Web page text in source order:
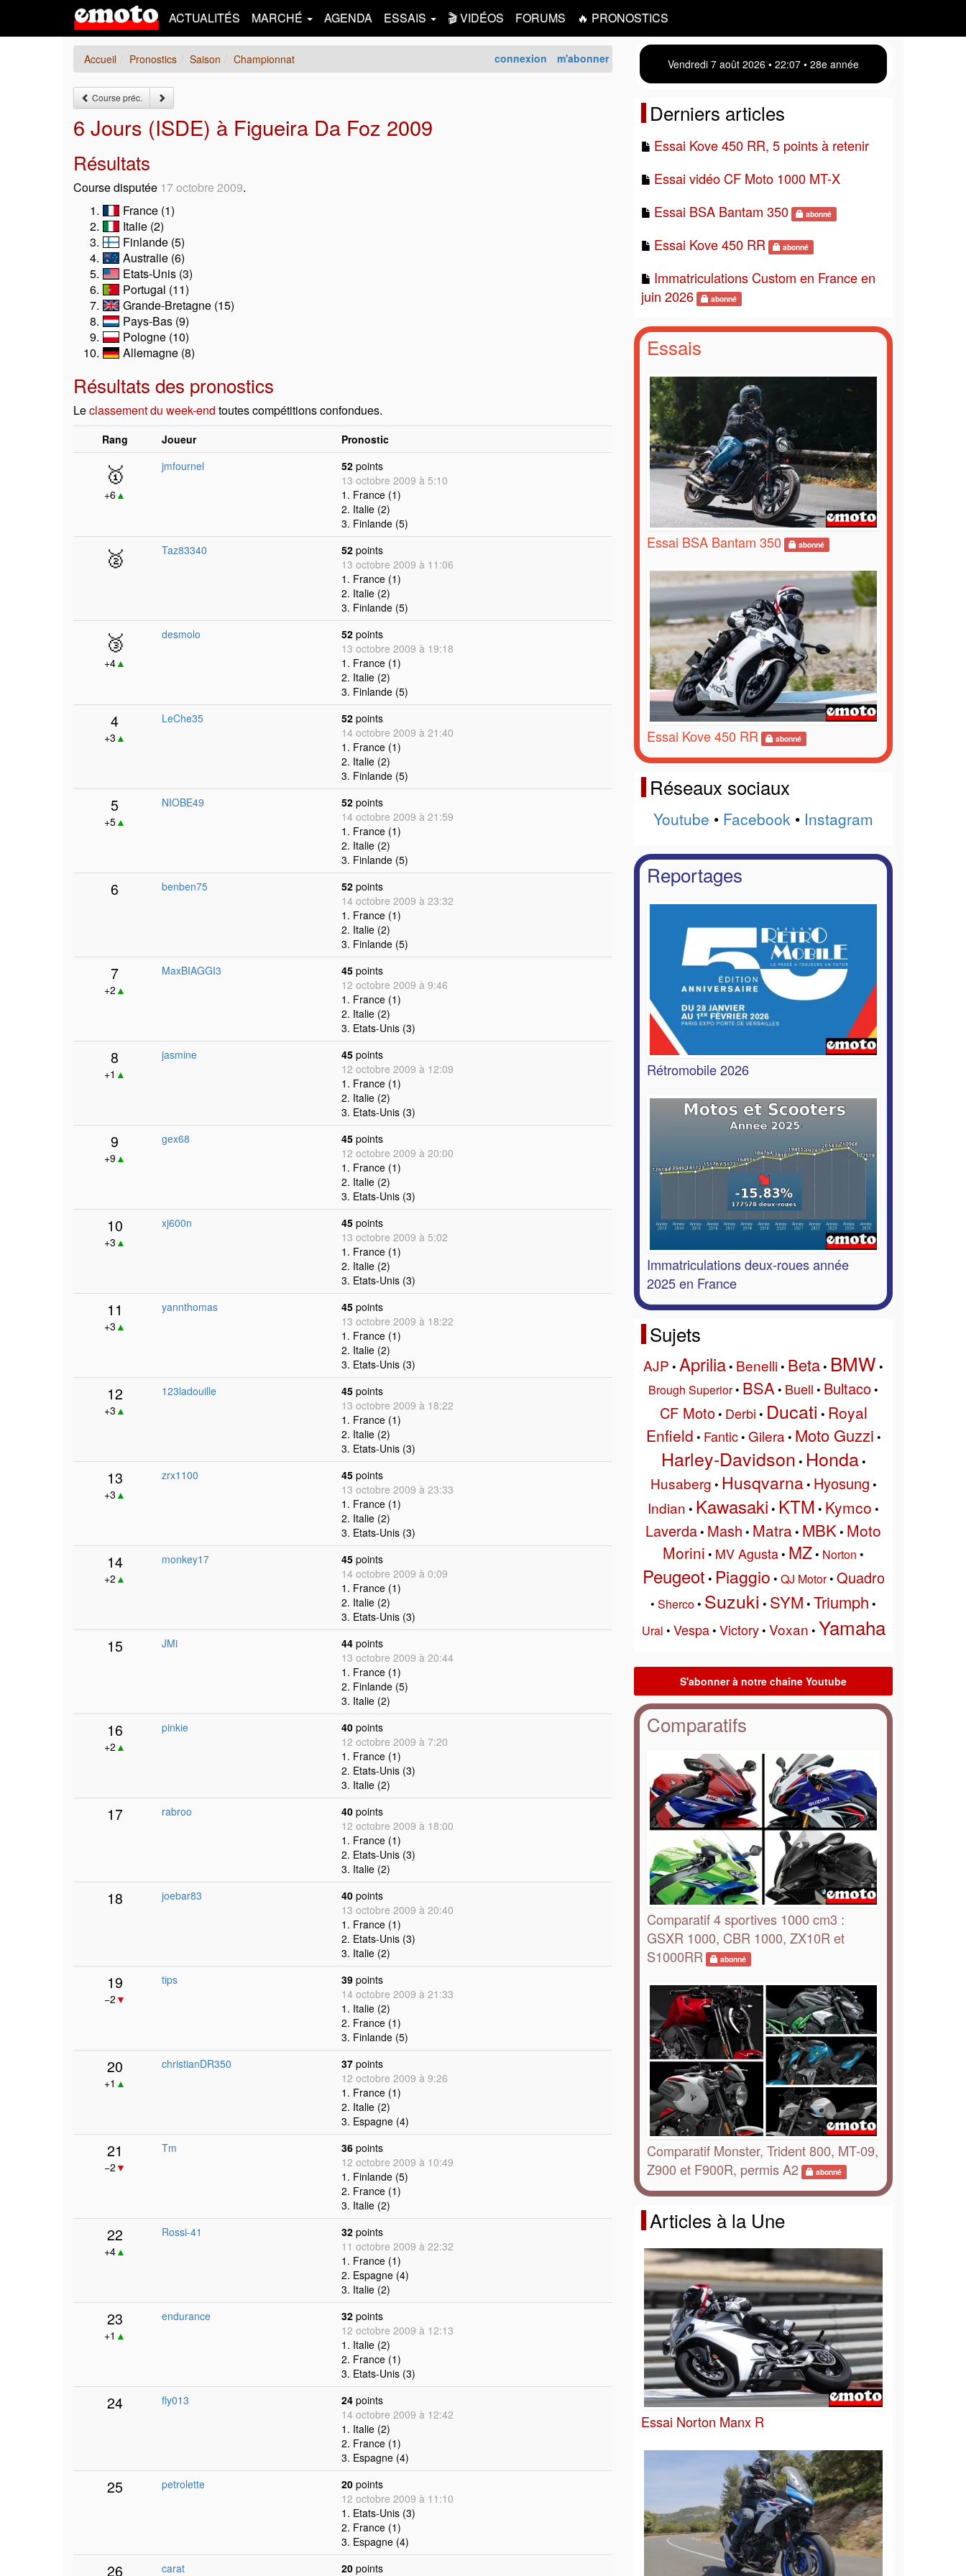
ACTUALITÉS MARCHÉ AGENDA ESSAIS 🎬 VIDÉOS FORUMS 🔥 PRONOSTICS
connexion m'abonner
Accueil Pronostics Saison Championnat
Course préc.
6 Jours (ISDE) à Figueira Da Foz 2009
Résultats
Course disputée 17 octobre 2009.
France (1)
Italie (2)
Finlande (5)
Australie (6)
Etats-Unis (3)
Portugal (11)
Grande-Bretagne (15)
Pays-Bas (9)
Pologne (10)
Allemagne (8)
Résultats des pronostics
Leclassement du week-end toutes compétitions confondues.
Rang Joueur Pronostic
🥇
+6▲
jmfournel 52 points
13 octobre 2009 à 5:10
1. France (1)
2. Italie (2)
3. Finlande (5)
🥈 Taz83340 52 points
13 octobre 2009 à 11:06
1. France (1)
2. Italie (2)
3. Finlande (5)
🥉
+4▲
desmolo 52 points
13 octobre 2009 à 19:18
1. France (1)
2. Italie (2)
3. Finlande (5)
4
+3 ▲
LeChe35 52 points
14 octobre 2009 à 21:40
1. France (1)
2. Italie (2)
3. Finlande (5)
5
+5▲
NIOBE49 52 points
14 octobre 2009 à 21:59
1. France (1)
2. Italie (2)
3. Finlande (5)
6 benben75 52 points
14 octobre 2009 à 23:32
1. France (1)
2. Italie (2)
3. Finlande (5)
7
+2 ▲
MaxBIAGGI3 45 points
12 octobre 2009 à 9:46
1. France (1)
2. Italie (2)
3. Etats-Unis (3)
8
+1 ▲
jasmine 45 points
12 octobre 2009 à 12:09
1. France (1)
2. Italie (2)
3. Etats-Unis (3)
9
+9▲
gex68 45 points
12 octobre 2009 à 20:00
1. France (1)
2. Italie (2)
3. Etats-Unis (3)
10
+3 ▲
xj600n 45 points
13 octobre 2009 à 5:02
1. France (1)
2. Italie (2)
3. Etats-Unis (3)
11
+3 ▲
yannthomas 45 points
13 octobre 2009 à 18:22
1. France (1)
2. Italie (2)
3. Etats-Unis (3)
12
+3 ▲
123ladouille 45 points
13 octobre 2009 à 18:22
1. France (1)
2. Italie (2)
3. Etats-Unis (3)
13
+3 ▲
zrx1100 45 points
13 octobre 2009 à 23:33
1. France (1)
2. Italie (2)
3. Etats-Unis (3)
14
+2 ▲
monkey17 45 points
14 octobre 2009 à 0:09
1. France (1)
2. Italie (2)
3. Etats-Unis (3)
15 JMi 44 points
13 octobre 2009 à 20:44
1. France (1)
2. Finlande (5)
3. Italie (2)
16
+2 ▲
pinkie 40 points
12 octobre 2009 à 7:20
1. France (1)
2. Etats-Unis (3)
3. Italie (2)
17 rabroo 40 points
12 octobre 2009 à 18:00
1. France (1)
2. Etats-Unis (3)
3. Italie (2)
18 joebar83 40 points
13 octobre 2009 à 20:40
1. France (1)
2. Etats-Unis (3)
3. Italie (2)
19
−2 ▼
tips 39 points
14 octobre 2009 à 21:33
1. Italie (2)
2. France (1)
3. Finlande (5)
20
+1 ▲
christianDR350 37 points
12 octobre 2009 à 9:26
1. France (1)
2. Italie (2)
3. Espagne (4)
21
−2 ▼
Tm 36 points
12 octobre 2009 à 10:49
1. Finlande (5)
2. France (1)
3. Italie (2)
22
+4▲
Rossi-41 32 points
11 octobre 2009 à 22:32
1. France (1)
2. Espagne (4)
3. Italie (2)
23
+1 ▲
endurance 32 points
12 octobre 2009 à 12:13
1. Italie (2)
2. France (1)
3. Etats-Unis (3)
24 fly013 24 points
14 octobre 2009 à 12:42
1. Italie (2)
2. France (1)
3. Espagne (4)
25 petrolette 20 points
12 octobre 2009 à 11:10
1. Etats-Unis (3)
2. France (1)
3. Espagne (4)
26 carat 20 points
Vendredi 7 août 2026 • 22 07 • 28e année
Derniers articles
Essai Kove 450 RR, 5 points à retenir
Essai vidéo CF Moto 1000 MT-X
Essai BSA Bantam 350
abonné
Essai Kove 450 RR abonné
Immatriculations Custom en France en
juin 2026
abonné
Essais
Essai BSA Bantam 350 abonné
Essai Kove 450 RR abonné
Réseaux sociaux
Youtube • Facebook • Instagram
Reportages
Rétromobile 2026
Immatriculations deux-roues année
2025 en France
Sujets
AJP • Aprilia• Benelli• Beta• BMW •
Brough Superior• BSA • Buell • Bultaco•
CF Moto• Derbi • Ducati • Royal
Enfield • Fantic• Gilera • Moto Guzzi •
Harley-Davidson • Honda•
Husaberg • Husqvarna• Hyosung •
Indian • Kawasaki • KTM • Kymco •
Laverda• Mash • Matra• MBK • Moto
Morini • MV Agusta• MZ• Norton •
Peugeot • Piaggio • QJ Motor• Quadro
• Sherco• Suzuki • SYM • Triumph •
Ural • Vespa• Victory• Voxan • Yamaha
Comparatifs
Comparatif 4 sportives 1000 cm3 :
GSXR 1000, CBR 1000, ZX10R et
S1000RR
abonné
Comparatif Monster, Trident 800, MT-09,
Z900 et F900R, permis A2
abonné
Articles à la Une
Essai Norton Manx R